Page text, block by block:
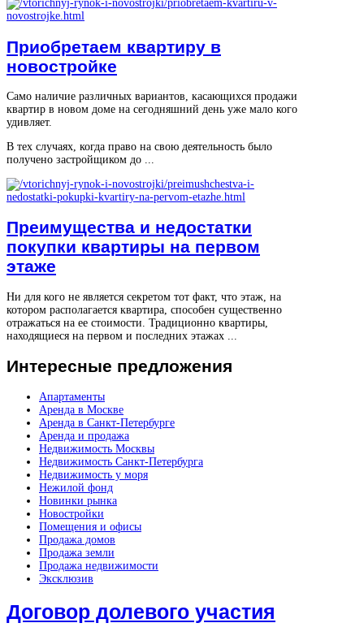
Приобретаем квартиру в
новостройке
Само наличие различных вариантов, касающихся продажи
квартир в новом доме на сегодняшний день уже мало кого
удивляет.
В тех случаях, когда право на свою деятельность было
получено застройщиком до ...
Преимущества и недостатки
покупки квартиры на первом
этаже
Ни для кого не является секретом тот факт, что этаж, на
котором располагается квартира, способен существенно
отражаться на ее стоимости. Традиционно квартиры,
находящиеся на первом и последних этажах ...
Интересные предложения
Апартаменты
Аренда в Москве
Аренда в Санкт-Петербурге
Аренда и продажа
Недвижимость Москвы
Недвижимость Санкт-Петербурга
Недвижимость у моря
Нежилой фонд
Новинки рынка
Новостройки
Помещения и офисы
Продажа домов
Продажа земли
Продажа недвижимости
Эксклюзив
Договор долевого участия